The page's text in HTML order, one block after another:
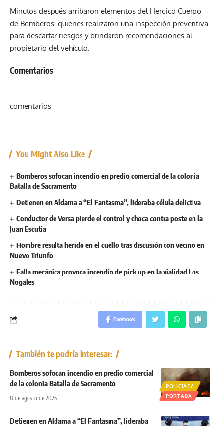
Minutos después arribaron elementos del Heroico Cuerpo
de Bomberos, quienes realizaron una inspección preventiva
para descartar riesgos y brindaron recomendaciones al
propietario del vehículo.
Comentarios
comentarios
You Might Also Like
Bomberos sofocan incendio en predio comercial de la colonia
Batalla de Sacramento
Detienen en Aldama a “El Fantasma”, lideraba célula delictiva
Conductor de Versa pierde el control y choca contra poste en la
Juan Escutia
Hombre resulta herido en el cuello tras discusión con vecino en
Nuevo Triunfo
Falla mecánica provoca incendio de pick up en la vialidad Los
Nogales
Facebook
También te podría interesar:
POLICIACA
PORTADA
Bomberos sofocan incendio en predio comercial
de la colonia Batalla de Sacramento
8 de agosto de 2026
Detienen en Aldama a “El Fantasma”, lideraba